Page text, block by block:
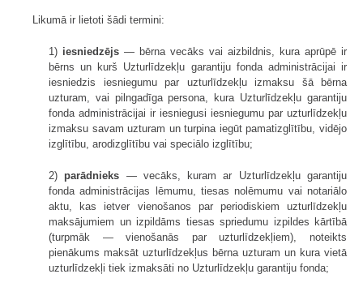
Likumā ir lietoti šādi termini:
1) iesniedzējs — bērna vecāks vai aizbildnis, kura aprūpē ir
bērns un kurš Uzturlīdzekļu garantiju fonda administrācijai ir
iesniedzis iesniegumu par uzturlīdzekļu izmaksu šā bērna
uzturam, vai pilngadīga persona, kura Uzturlīdzekļu garantiju
fonda administrācijai ir iesniegusi iesniegumu par uzturlīdzekļu
izmaksu savam uzturam un turpina iegūt pamatizglītību, vidējo
izglītību, arodizglītību vai speciālo izglītību;
2) parādnieks — vecāks, kuram ar Uzturlīdzekļu garantiju
fonda administrācijas lēmumu, tiesas nolēmumu vai notariālo
aktu, kas ietver vienošanos par periodiskiem uzturlīdzekļu
maksājumiem un izpildāms tiesas spriedumu izpildes kārtībā
(turpmāk — vienošanās par uzturlīdzekļiem), noteikts
pienākums maksāt uzturlīdzekļus bērna uzturam un kura vietā
uzturlīdzekļi tiek izmaksāti no Uzturlīdzekļu garantiju fonda;